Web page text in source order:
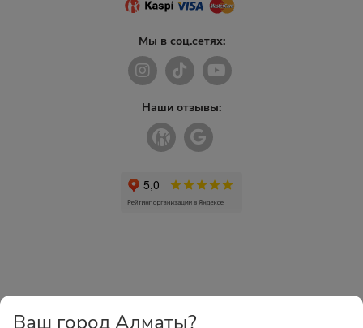
Мы в соц.сетях:
Наши отзывы:
Ваш город Алматы?